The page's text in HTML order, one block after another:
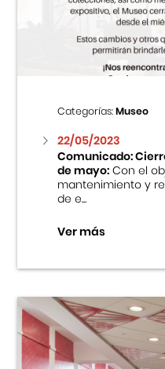
Centro Cultural
Museo de la
Fondo Editorial
Teatro Peruano
Categorías:Museo
22/05/2023
Comunicado:
de mayo:Con el
mantenimiento y
de e...
Ver más